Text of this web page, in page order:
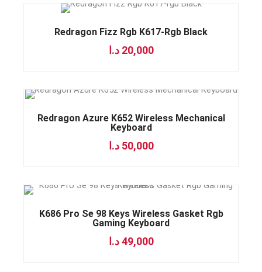
Redragon Fizz Rgb K617-Rgb Black
20,000 د.ا
Redragon Azure K652 Wireless Mechanical
Keyboard
50,000 د.ا
K686 Pro Se 98 Keys Wireless Gasket Rgb
Gaming Keyboard
49,000 د.ا